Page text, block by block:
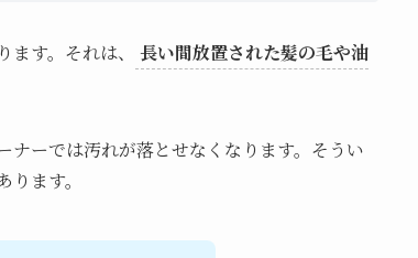
す。それは、
長い間放置された髪の毛や油
ーでは汚れが落とせなくなります。そうい
ます。